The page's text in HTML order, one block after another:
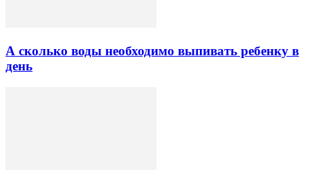
А сколько воды необходимо выпивать ребенку в
день